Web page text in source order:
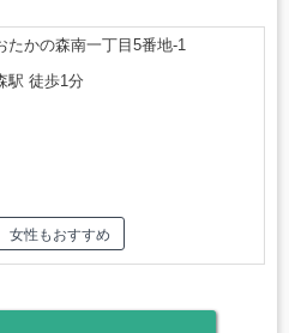
たかの森南一丁目5番地-1
駅 徒歩1分
女性もおすすめ